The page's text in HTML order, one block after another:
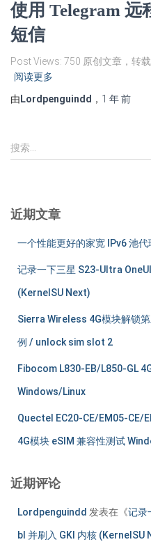
使用 Telegram 远
短信
Post Views: 750 原创文章，转
阅读更多
由 Lordpenguindd ， 1 年前
搜
索
搜索…
近期文章
一个性能更好的家宽 IPv6 池
记录一下三星 S23-Ultra
(KernelSU Next)
Sierra Wireless 4G模块解锁
例 / unlock sim slot 2
Fibocom L830-EB/L850-GL
Windows/Linux
Quectel EC20-CE/EM05-CE/
4G模块 eSIM 兼容性测试
近期评论
Lordpenguindd 发表在《记录
bl 并刷入 GKI 内核 (KernelSU